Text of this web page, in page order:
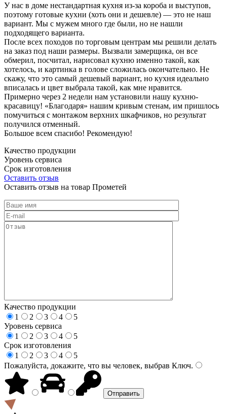
У нас в доме нестандартная кухня из-за короба и выступов,
поэтому готовые кухни (хоть они и дешевле) — это не наш
вариант. Мы с мужем много где были, но не нашли
подходящего варианта.
После всех походов по торговым центрам мы решили делать
на заказ под наши размеры. Вызвали замерщика, он все
обмерил, посчитал, нарисовал кухню именно такой, как
хотелось, и картинка в голове сложилась окончательно. Не
скажу, что это самый дешевый вариант, но кухня идеально
вписалась и цвет выбрала такой, как мне нравится.
Примерно через 2 недели нам установили нашу кухню-
красавицу! «Благодаря» нашим кривым стенам, им пришлось
помучиться с монтажом верхних шкафчиков, но результат
получился отменный.
Большое всем спасибо! Рекомендую!
Качество продукции
Уровень сервиса
Срок изготовления
Оставить отзыв
Оставить отзыв на товар Прометей
Качество продукции
1
2 3 4
5
Уровень сервиса
1
2 3 4
5
Срок изготовления
1
2 3 4
5
Пожалуйста, докажите, что вы человек, выбрав Ключ.